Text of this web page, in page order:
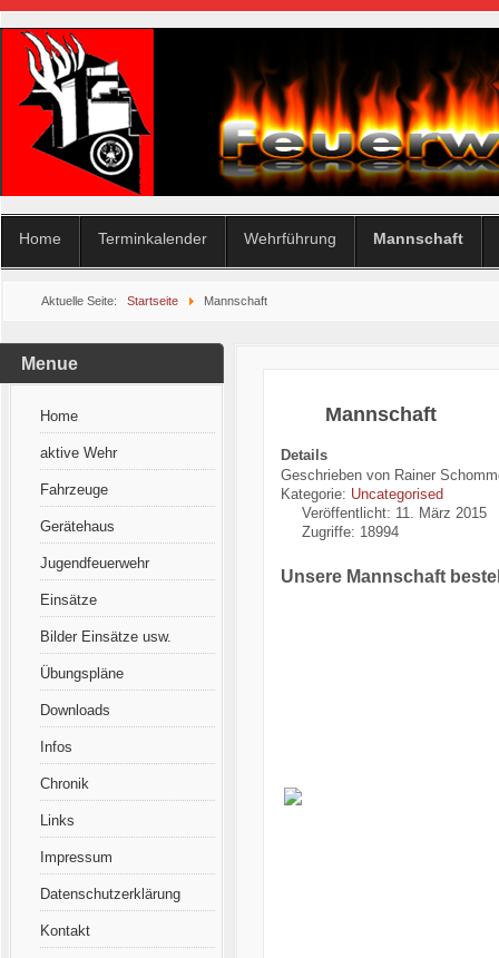
Home Terminkalender Wehrführung Mannschaft
Aktuelle Seite: Startseite Mannschaft
Menue
Home
aktive Wehr
Fahrzeuge
Gerätehaus
Jugendfeuerwehr
Einsätze
Bilder Einsätze usw.
Übungspläne
Downloads
Infos
Chronik
Links
Impressum
Datenschutzerklärung
Kontakt
Mannschaft
Details
Geschrieben von Rainer
Kategorie: Uncategorised
Veröffentlicht: 11. März 2015
Zugriffe: 18994
Unsere Mannschaft